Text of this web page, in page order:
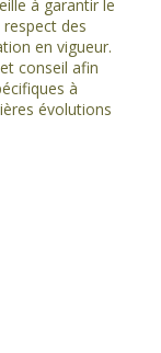
à garantir le
des
en vigueur.
conseil afin
à
évolutions